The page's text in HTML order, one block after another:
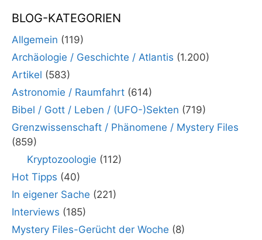
BLOG-KATEGORIEN
Allgemein (119)
Archäologie / Geschichte / Atlantis (1.200)
Artikel (583)
Astronomie / Raumfahrt (614)
Bibel / Gott / Leben / (UFO-)Sekten (719)
Grenzwissenschaft / Phänomene / Mystery Files
(859)
Kryptozoologie (112)
Hot Tipps (40)
In eigener Sache (221)
Interviews (185)
Mystery Files-Gerücht der Woche (8)